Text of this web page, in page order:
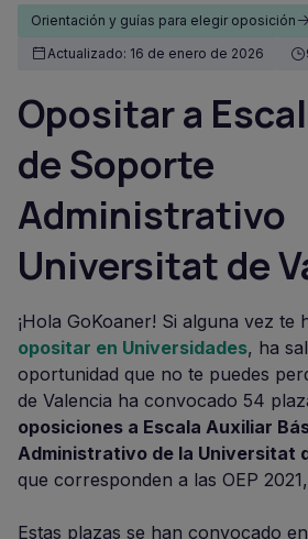
Orientación y guías para elegir oposición
Actualizado: 16 de enero de 2026
Opositar a
de Soporte
Administrativo
Universitat de
¡Hola GoKoaner! Si alguna vez te
opositar en Universidades, ha
oportunidad que no te puedes
de Valencia ha convocado 54
oposiciones a Escala Auxiliar
Administrativo de la Universitat
que corresponden a las OEP
Estas plazas se han convocado